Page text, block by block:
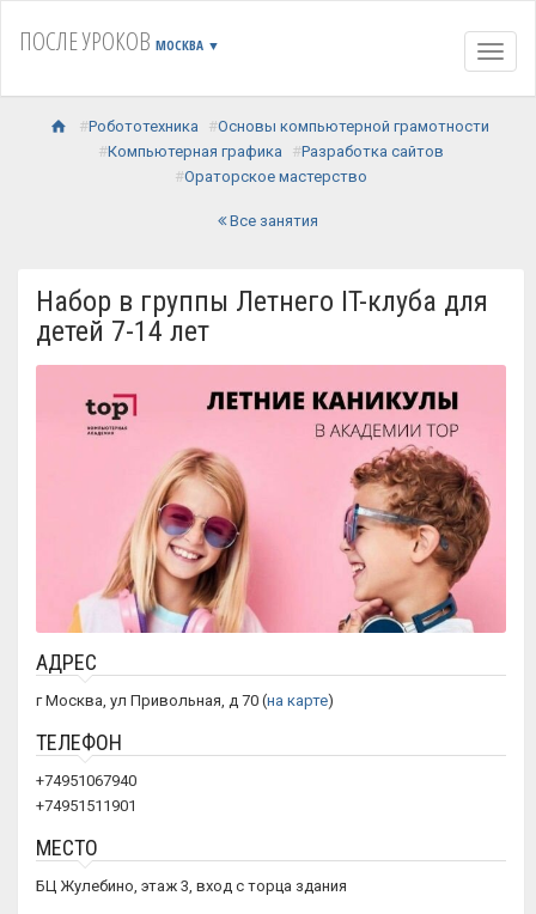
ПОСЛЕ УРОКОВ МОСКВА ▼
Робототехника
Основы компьютерной грамотности
Компьютерная графика
Разработка сайтов
Ораторское мастерство
Все занятия
Набор в группы Летнего IT-клуба для
детей 7-14 лет
АДРЕС
г Москва, ул Привольная, д 70 (на карте)
ТЕЛЕФОН
+74951067940
+74951511901
МЕСТО
БЦ Жулебино, этаж 3, вход с торца здания